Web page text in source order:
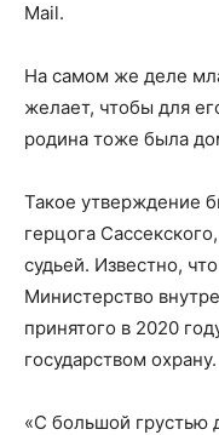
Mail.
На самом же деле
желает, чтобы для
родина тоже была
Такое утверждение
герцога
судьей. Известно,
Министерство
принятого в 2020
государством охрану.
«С большой грустью